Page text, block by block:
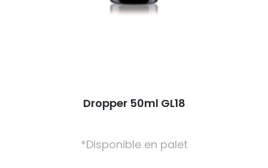
Dropper 50ml GL18
*Disponible en palet